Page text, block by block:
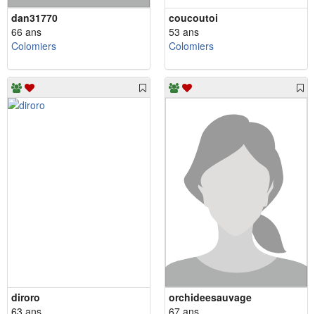
dan31770
66 ans
Colomiers
coucoutoi
53 ans
Colomiers
diroro
63 ans
orchideesauvage
67 ans